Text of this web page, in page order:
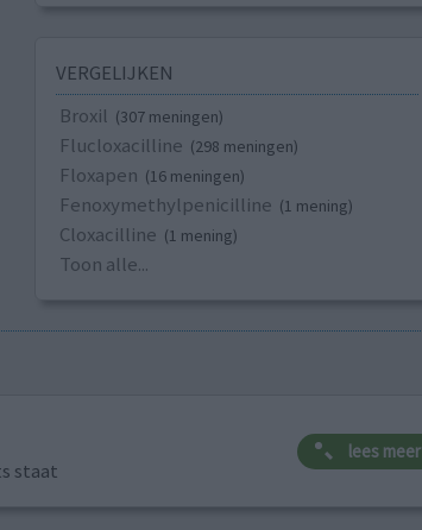
VERGELIJKEN
Broxil (307 meningen)
Flucloxacilline (298 meningen)
Floxapen (16 meningen)
Fenoxymethylpenicilline (1 mening)
Cloxacilline (1 mening)
Toon alle...
staat
lees meer